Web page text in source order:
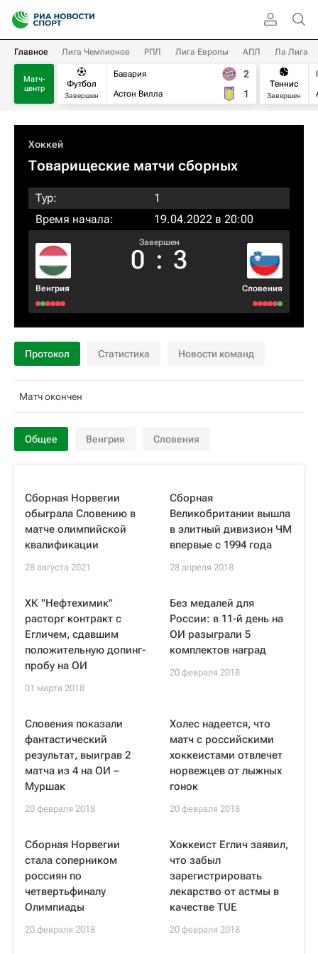
Главное Лига Чемпионов РПЛ Лига Европы АПЛ Ла Лига
Матч-
центр
Футбол
Завершен
Бавария
Астон Вилла
2
1
Теннис
Завершен
Хоккей
Товарищеские матчи сборных
Тур:
1
Время начала:
19.04.2022 в 20:00
Венгрия
Завершен
0 : 3
Словения
Протокол Статистика Новости команд
Матч окончен
Общее Венгрия Словения
Сборная Норвегии
обыграла Словению в
матче олимпийской
квалификации
28 августа 2021
Сборная
Великобритании вышла
в элитный дивизион ЧМ
впервые с 1994 года
28 апреля 2018
ХК "Нефтехимик"
расторг контракт с
Егличем, сдавшим
положительную допинг-
пробу на ОИ
01 марта 2018
Без медалей для
России: в 11-й день на
ОИ разыграли 5
комплектов наград
20 февраля 2018
Словения показали
фантастический
результат, выиграв 2
матча из 4 на ОИ –
Муршак
20 февраля 2018
Холес надеется, что
матч с российскими
хоккеистами отвлечет
норвежцев от лыжных
гонок
20 февраля 2018
Сборная Норвегии
стала соперником
россиян по
четвертьфиналу
Олимпиады
20 февраля 2018
Хоккеист Еглич заявил,
что забыл
зарегистрировать
лекарство от астмы в
качестве TUE
20 февраля 2018